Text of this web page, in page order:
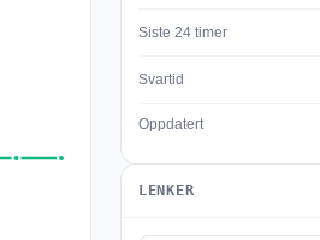
Siste 24 timer
Svartid
Oppdatert
LENKER